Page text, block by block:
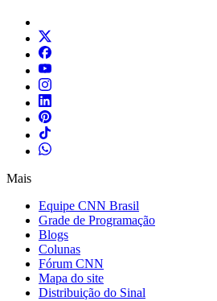
Mais
Equipe CNN Brasil
Grade de Programação
Blogs
Colunas
Fórum CNN
Mapa do site
Distribuição do Sinal